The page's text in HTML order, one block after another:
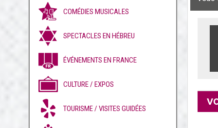
COMÉDIES MUSICALES
SPECTACLES EN HÉBREU
ÉVÉNEMENTS EN FRANCE
CULTURE / EXPOS
TOURISME / VISITES GUIDÉES